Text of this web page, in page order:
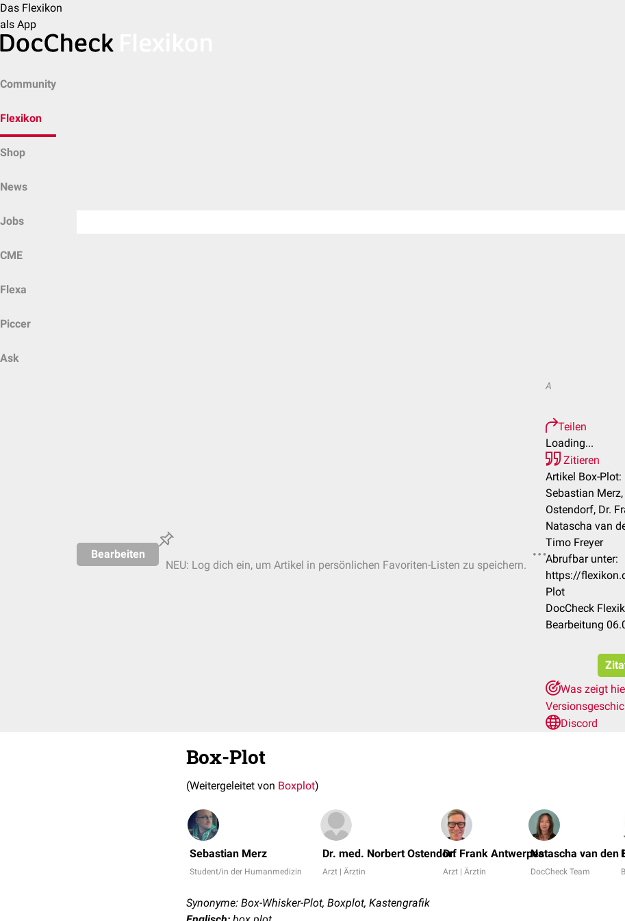
Das Flexikon
als App
Community
Flexikon
Shop
News
Jobs
CME
Flexa
Piccer
Ask
Bearbeiten
NEU: Log dich ein, um Artikel in persönlichen Favoriten-Listen zu speichern.
A
Teilen
Loading...
Zitieren
Artikel Box-Plot:
Sebastian
Ostendorf, Dr.
Natascha van
Timo Freyer
Abrufbar unter:
https://
Plot
DocCheck
Bearbeitung
Was zeigt
Discord
Box-Plot
(Weitergeleitet von Boxplot)
Sebastian Merz
Student/in der Humanmedizin
Dr. med. Norbert Ostendorf
Arzt | Ärztin
Dr. Frank Antwerpes
Arzt | Ärztin
Natascha van den
DocCheck Team
Synonyme: Box-Whisker-Plot, Boxplot, Kastengrafik